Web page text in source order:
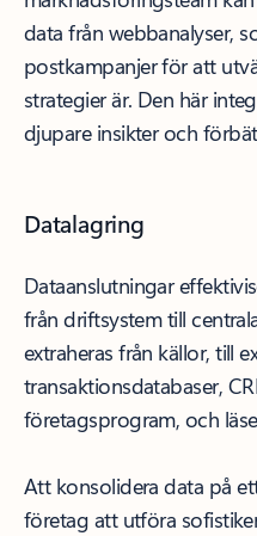
data från webbanalyser,
postkampanjer för att
strategier är. Den här
djupare insikter och
Datalagring
Dataanslutningar
från driftsystem till
extraheras från källor, till
transaktionsdatabaser,
företagsprogram, och
Att konsolidera data på
företag att utföra